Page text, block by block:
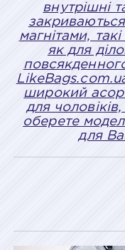
внутрішні
магнітами,
як для
широкий
для
оберете
для